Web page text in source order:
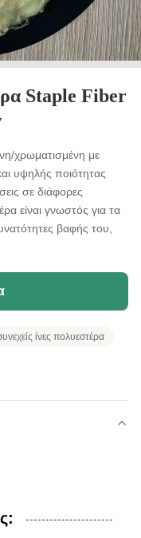
Staple Fiber
χρωματισμένη με
υψηλής ποιότητας
σε διάφορες
είναι γνωστός για τα
βαφής του,
ίνες πολυεστέρα